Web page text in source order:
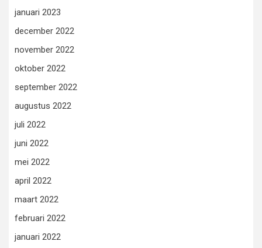
januari 2023
december 2022
november 2022
oktober 2022
september 2022
augustus 2022
juli 2022
juni 2022
mei 2022
april 2022
maart 2022
februari 2022
januari 2022